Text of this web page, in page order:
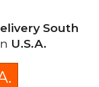
es la
en
de justo.
South
U.S.A.